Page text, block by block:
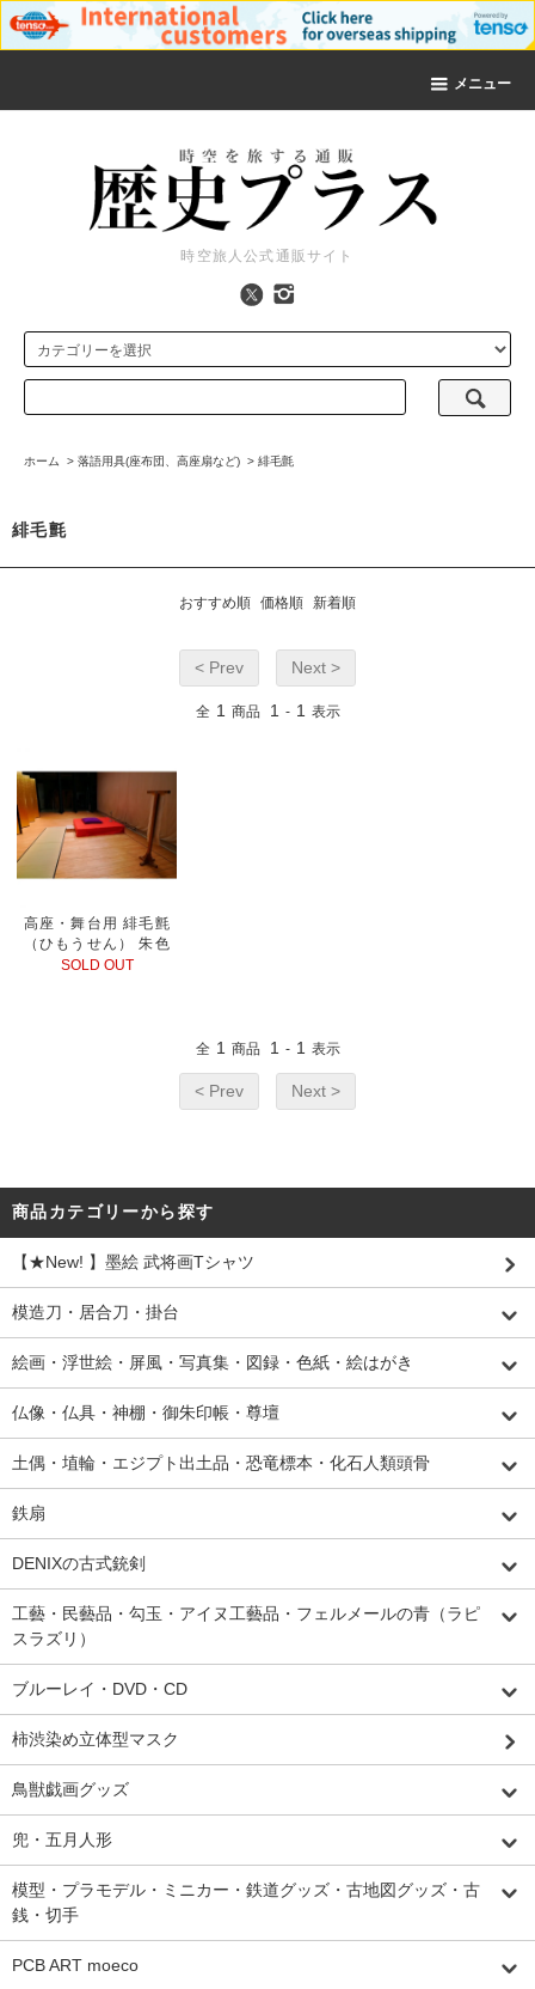
メニュー
時空旅人公式通販サイト
ホーム > 落語用具(座布団、高座扇など) > 緋毛氈
緋毛氈
おすすめ順 価格順 新着順
< Prev Next >
全 1 商品 1 - 1 表示
高座・舞台用 緋毛氈
（ひもうせん） 朱色
SOLD OUT
全 1 商品 1 - 1 表示
< Prev Next >
商品カテゴリーから探す
【★New! 】墨絵 武将画Tシャツ
模造刀・居合刀・掛台
絵画・浮世絵・屏風・写真集・図録・色紙・絵はがき
仏像・仏具・神棚・御朱印帳・尊壇
土偶・埴輪・エジプト出土品・恐竜標本・化石人類頭骨
鉄扇
DENIXの古式銃剣
工藝・民藝品・勾玉・アイヌ工藝品・フェルメールの青（ラピ
スラズリ）
ブルーレイ・DVD・CD
柿渋染め立体型マスク
鳥獣戯画グッズ
兜・五月人形
模型・プラモデル・ミニカー・鉄道グッズ・古地図グッズ・古
銭・切手
PCB ART moeco